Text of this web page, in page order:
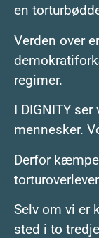
en
Verden over
regimer.
I DIGNITY
mennesker.
Derfor
Selv om vi er
sted i to